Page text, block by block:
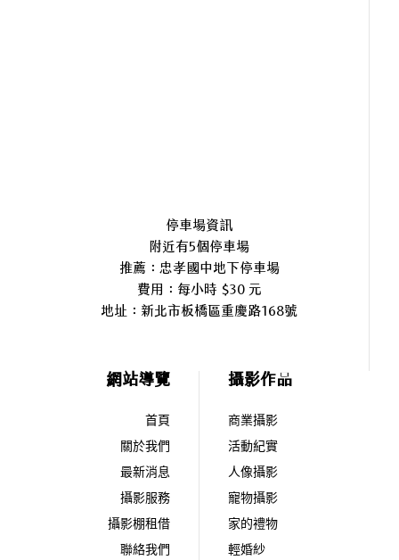
停車場資訊
附近有5個停車場
推薦：忠孝國中地下停車場
費用：每小時 $30 元
地址： 新北市板橋區重慶路168號
網站導覽
首頁
關於我們
最新消息
攝影服務
攝影棚租借
聯絡我們
攝影作品
商業攝影
活動紀實
人像攝影
寵物攝影
家的禮物
輕婚紗